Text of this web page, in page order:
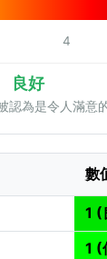
4
良好
認為是令人滿意
數
1 (
1 (